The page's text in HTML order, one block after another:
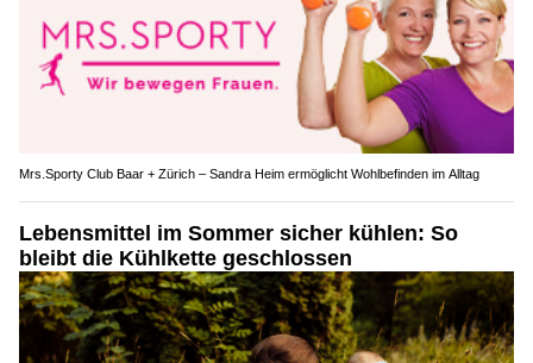
Mrs.Sporty Club Baar + Zürich – Sandra Heim ermöglicht Wohlbefinden im Alltag
Lebensmittel im Sommer sicher kühlen: So
bleibt die Kühlkette geschlossen